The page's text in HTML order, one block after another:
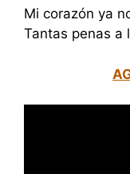
Mi corazón ya
Tantas penas a